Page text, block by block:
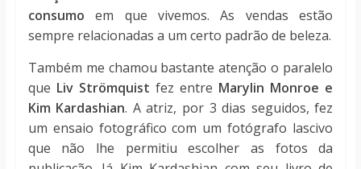
consumo em que vivemos. As vendas estão
sempre relacionadas a um certo padrão de beleza.
Também me chamou bastante atenção o paralelo
que Liv Strömquist fez entre Marylin Monroe e
Kim Kardashian. A atriz, por 3 dias seguidos, fez
um ensaio fotográfico com um fotógrafo lascivo
que não lhe permitiu escolher as fotos da